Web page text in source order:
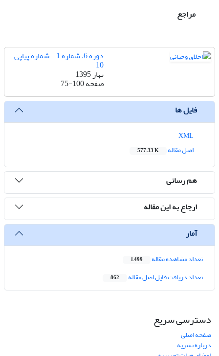
مراجع
دوره 6، شماره 1 - شماره پیاپی
10
بهار 1395
صفحه75-100
فایل ها
اصل مقاله
577.33 K
هم رسانی
ارجاع به این مقاله
آمار
تعداد مشاهده مقاله 1,499
تعداد دریافت فایل اصل مقاله 862
دسترسی سریع
صفحه اصلی
درباره نشریه